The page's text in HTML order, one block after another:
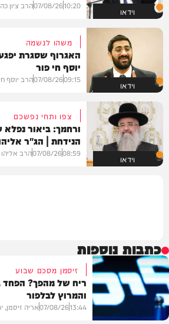
וידאו 10:20
07/08/26הרב ציון
וידאו
משהו לנשמה
האגרוף שסגרת
יוסף חי פור
09:15
07/08/26הרב יוסף
וידאו
צפו ותחי נפשכם
ורחמך: ביאור
הנידחת | הג"ר
08:59
07/08/26הרב אליהו
כתבות נוספות
זיסמן מסכם שבוע
ריח של מהפך? הפחד
והמרוץ לבלפור
13:44
07/08/26אריה זיסמן,